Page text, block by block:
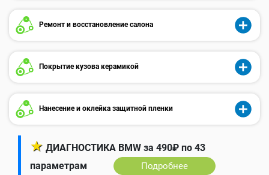
Ремонт и восстановление салона
Покрытие кузова керамикой
Нанесение и оклейка защитной пленки
★ ДИАГНОСТИКА BMW за 490₽ по 43
параметрам
Подробнее